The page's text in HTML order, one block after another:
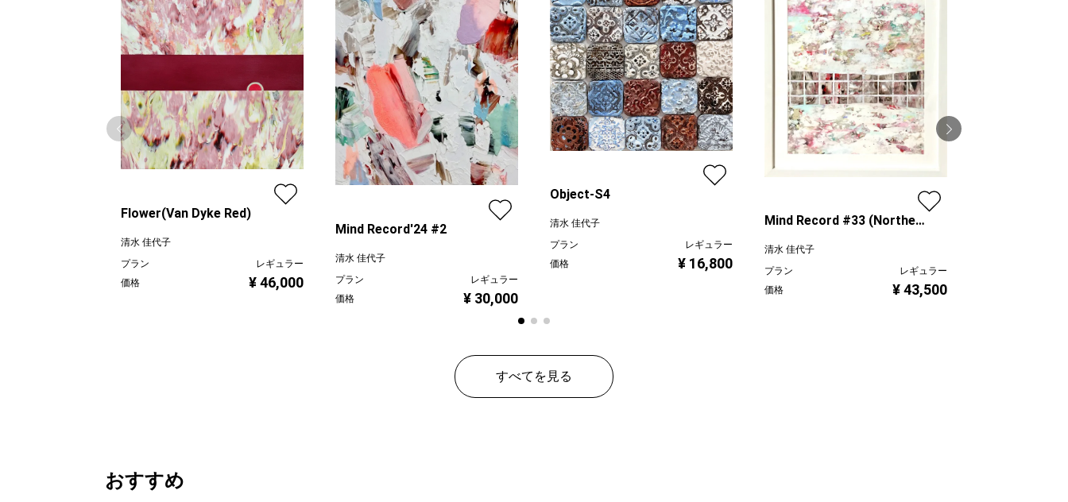
Flower(Van Dyke Red)
清水 佳代子
プラン
レギュラー
価格
¥ 46,000
Mind Record'24 #2
清水 佳代子
プラン
レギュラー
価格
¥ 30,000
Object-S4
清水 佳代子
プラン
レギュラー
価格
¥ 16,800
Mind Record #33 (Northern
清水 佳代子
プラン
レギュラー
価格
¥ 43,500
すべてを見る
おすすめ